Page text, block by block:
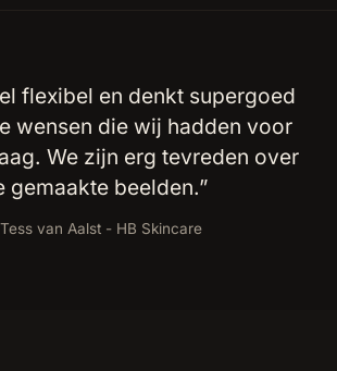
flexibel en denkt supergoed
wensen die wij hadden voor
We zijn erg tevreden over
gemaakte beelden.”
van Aalst - HB Skincare